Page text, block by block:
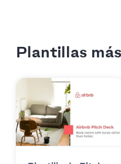
Plantillas